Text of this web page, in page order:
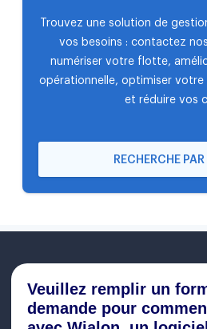
Trouvez une solution de
vos besoins : contactez
numériser votre flotte,
opérationnelle, optimiser
et réduire vos
RECHERCHE